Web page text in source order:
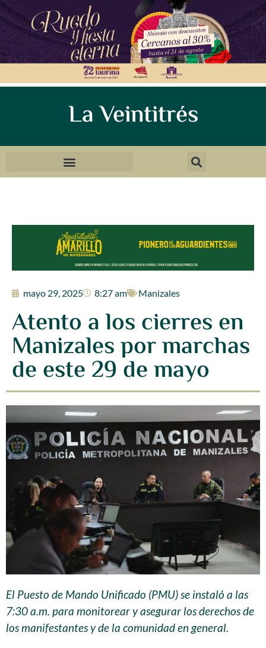
La Veintitrés
mayo 29, 2025 8:27 am Manizales
Atento a los cierres en
Manizales por marchas
de este 29 de mayo
El Puesto de Mando Unificado (PMU) se instaló a las
7:30 a.m. para monitorear y asegurar los derechos de
los manifestantes y de la comunidad en general.